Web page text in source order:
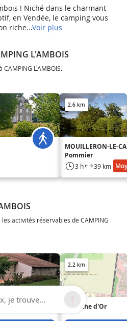
! Niché dans le charmant
en Vendée, le camping vous
riche...Voir plus
L'AMBOIS
L'AMBOIS.
2.6 km
MOUILLERON-LE-
Pommier
3 h 39 km
activités réservables de CAMPING
2.2 km
La Roche d'Or
je trouve...